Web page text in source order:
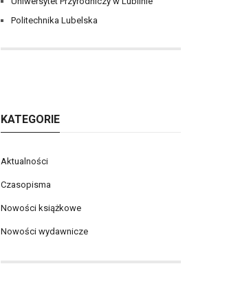
Politechnika Lubelska
KATEGORIE
Aktualności
Czasopisma
Nowości książkowe
Nowości wydawnicze